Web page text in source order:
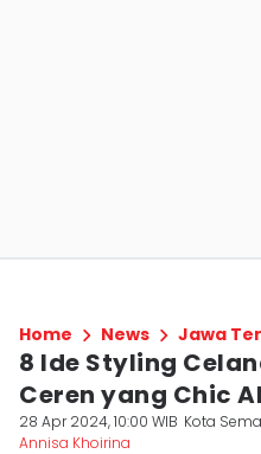
Home News Jawa
8 Ide Styling
Ceren yang Chic
28 Apr 2024, 10:00 WIB Kota
Annisa Khoirina